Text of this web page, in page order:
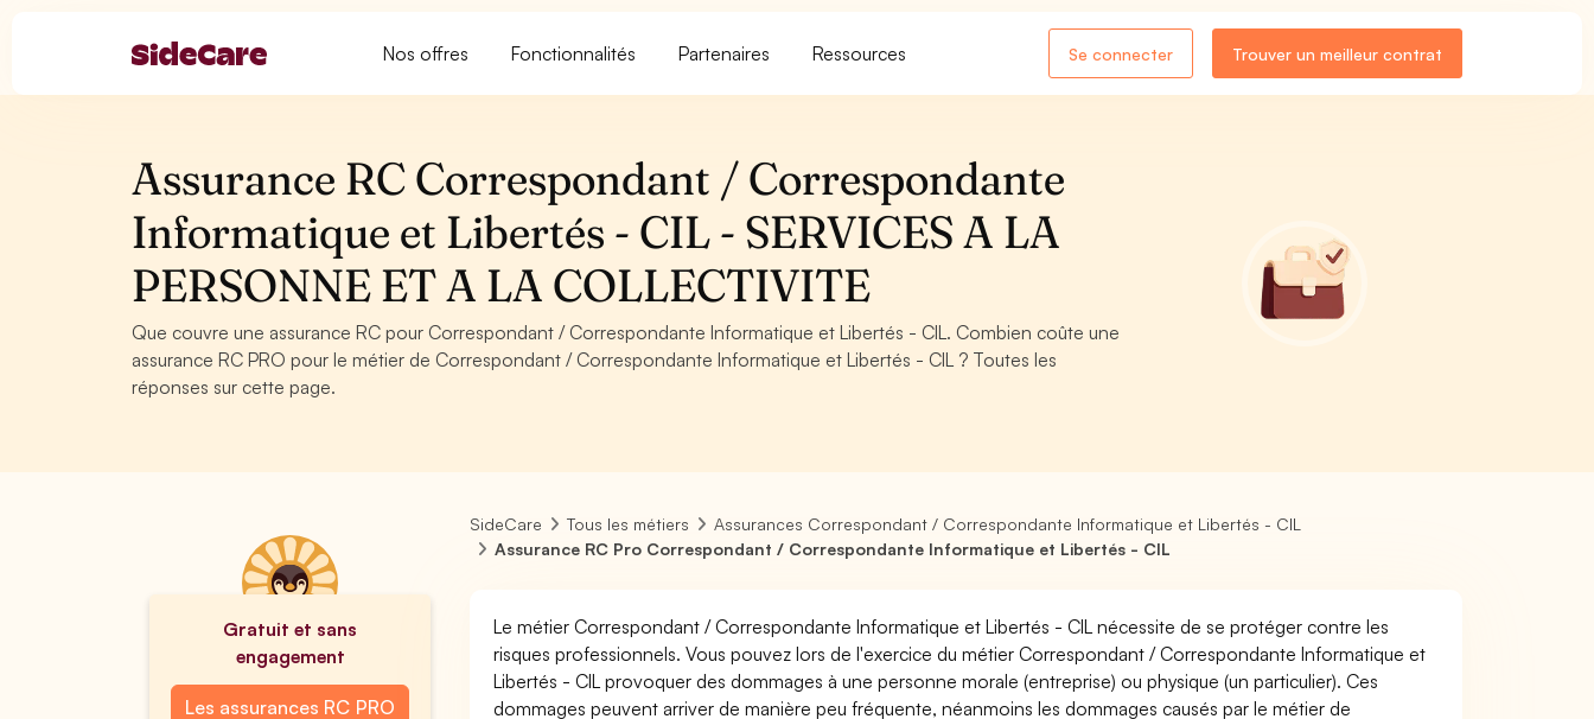
Nos offres Fonctionnalités Partenaires Ressources Se connecter Trouver un meilleur contrat
Assurance RC Correspondant / Correspondante
Informatique et Libertés - CIL - SERVICES A LA
PERSONNE ET A LA COLLECTIVITE
Que couvre une assurance RC pour Correspondant / Correspondante Informatique et Libertés - CIL. Combien coûte une
assurance RC PRO pour le métier de Correspondant / Correspondante Informatique et Libertés - CIL ? Toutes les
réponses sur cette page.
Gratuit et sans
engagement
Les assurances RC PRO
SideCare Tous les métiers
Assurances Correspondant / Correspondante Informatique et Libertés - CIL
Assurance RC Pro Correspondant / Correspondante Informatique et Libertés - CIL
Le métier Correspondant / Correspondante Informatique et Libertés - CIL nécessite de se protéger contre les
risques professionnels. Vous pouvez lors de l'exercice du métier Correspondant / Correspondante Informatique et
Libertés - CIL provoquer des dommages à une personne morale (entreprise) ou physique (un particulier). Ces
dommages peuvent arriver de manière peu fréquente, néanmoins les dommages causés par le métier de